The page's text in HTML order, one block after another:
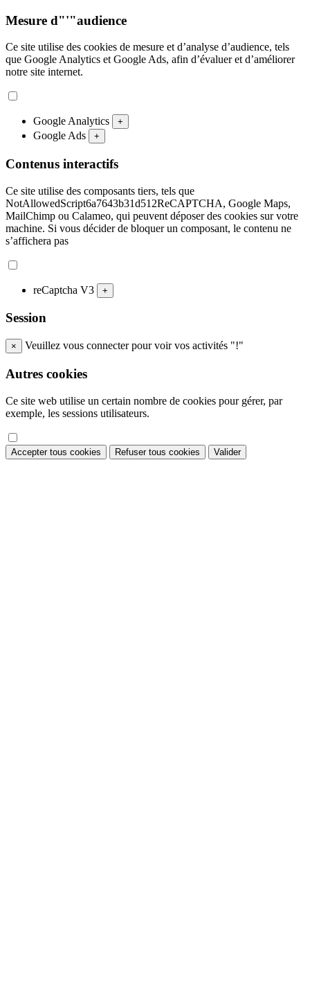
Mesure d"'"audience
Ce site utilise des cookies de mesure et d’analyse d’audience, tels
que Google Analytics et Google Ads, afin d’évaluer et d’améliorer
notre site internet.
Google Analytics +
Google Ads +
Contenus interactifs
Ce site utilise des composants tiers, tels que
NotAllowedScript6a7643b31d512ReCAPTCHA, Google Maps,
MailChimp ou Calameo, qui peuvent déposer des cookies sur votre
machine. Si vous décider de bloquer un composant, le contenu ne
s’affichera pas
reCaptcha V3 +
Session
× Veuillez vous connecter pour voir vos activités "!"
Autres cookies
Ce site web utilise un certain nombre de cookies pour gérer, par
exemple, les sessions utilisateurs.
Accepter tous cookies Refuser tous cookies Valider